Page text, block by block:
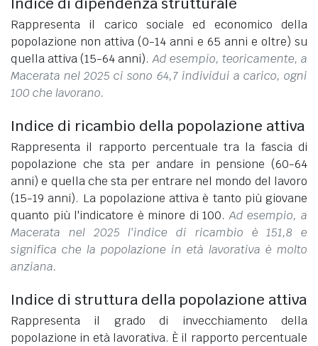
Rappresenta il carico sociale ed economico della
popolazione non attiva (0-14 anni e 65 anni e oltre) su
quella attiva (15-64 anni).Ad esempio, teoricamente, a
Macerata nel 2025 ci sono 64,7 individui a carico, ogni
100 che lavorano.
Indice di ricambio della popolazione attiva
Rappresenta il rapporto percentuale tra la fascia di
popolazione che sta per andare in pensione (60-64
anni) e quella che sta per entrare nel mondo del lavoro
(15-19 anni). La popolazione attiva è tanto più giovane
quanto più l'indicatore è minore di 100.Ad esempio, a
Macerata nel 2025 l'indice di ricambio è 151,8 e
significa che la popolazione in età lavorativa è molto
anziana.
Indice di struttura della popolazione attiva
Rappresenta il grado di invecchiamento della
popolazione in età lavorativa. È il rapporto percentuale